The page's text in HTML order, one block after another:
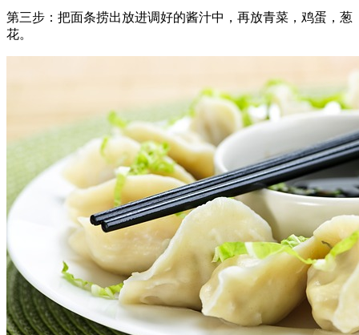
第三步：把面条捞出放进调好的酱汁中，再放青菜，鸡蛋，葱
花。